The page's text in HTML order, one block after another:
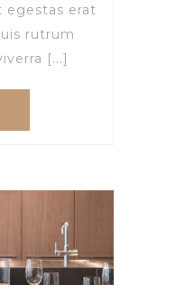
egestas erat
rutrum
[...]